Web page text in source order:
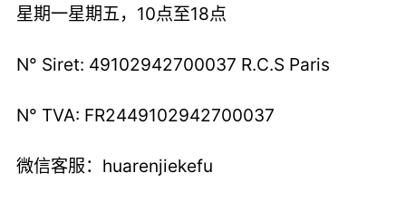
星期一星期五，10点至18点
N° Siret: 49102942700037 R.C.S Paris
N° TVA: FR2449102942700037
微信客服：huarenjiekefu